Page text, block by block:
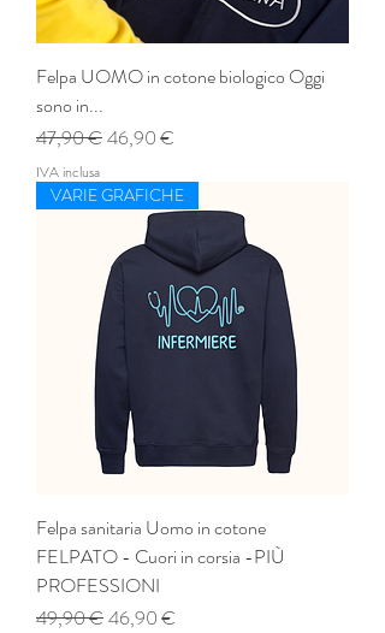
Felpa UOMO in cotone biologico Oggi
sono in...
Prezzo regolare
47,90 €Prezzo scontato
46,90 €
IVA inclusa
VARIE GRAFICHE
Felpa sanitaria Uomo in cotone
FELPATO - Cuori in corsia -PIÙ
PROFESSIONI
Prezzo regolare
49,90 €Prezzo scontato
46,90 €